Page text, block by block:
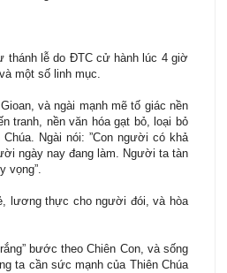
thánh lễ do ĐTC cử hành lúc 4 giờ
một số linh mục.
và ngài mạnh mẽ tố giác nền
tranh, nền văn hóa gạt bỏ, loại bỏ
Ngài nói: ”Con người có khả
ngày nay đang làm. Người ta tàn
vọng”.
lương thực cho người đói, và hòa
bước theo Chiên Con, và sống
ta cần sức mạnh của Thiên Chúa